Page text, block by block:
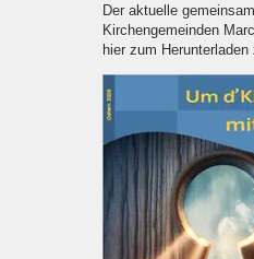
Der aktuelle
Kirchengemeinden
hier zum Herunterladen